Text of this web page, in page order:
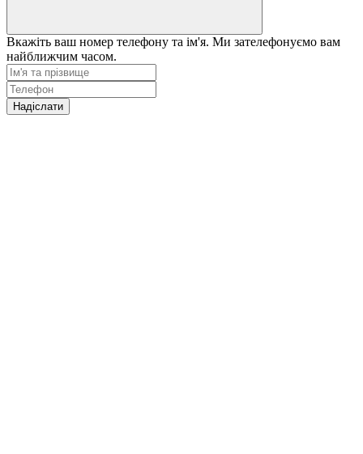
Вкажіть ваш номер телефону та ім'я. Ми зателефонуємо вам
найближчим часом.
Надіслати